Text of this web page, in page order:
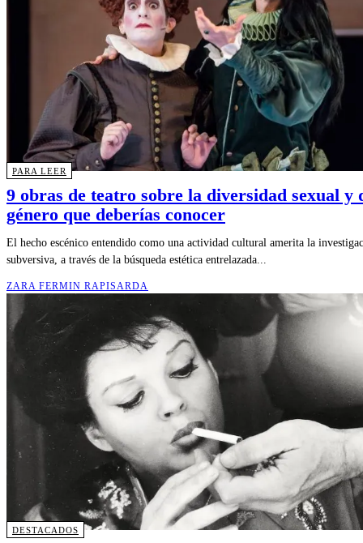
PARA LEER
9 obras de teatro sobre la diversidad sexual y
género que deberías conocer
El hecho escénico entendido como una actividad cultural amerita la
subversiva, a través de la búsqueda estética entrelazada...
ZARA FERMIN RAPISARDA
DESTACADOS